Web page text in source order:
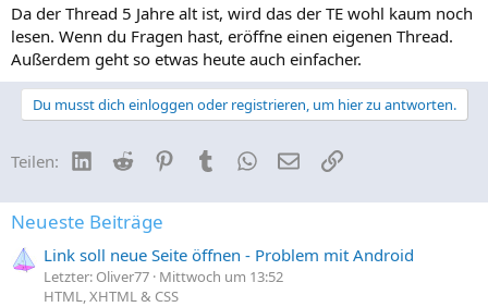
Da der Thread 5 Jahre alt ist, wird das der TE wohl kaum noch
lesen. Wenn du Fragen hast, eröffne einen eigenen Thread.
Außerdem geht so etwas heute auch einfacher.
Du musst dich einloggen oder registrieren, um hier zu antworten.
Teilen: LinkedIn
Reddit PinterestTumblrWhatsApp
E-MailLink
Neueste Beiträge
Link soll neue Seite öffnen - Problem mit Android
Letzter: Oliver77 Mittwoch um 13:52
HTML, XHTML & CSS